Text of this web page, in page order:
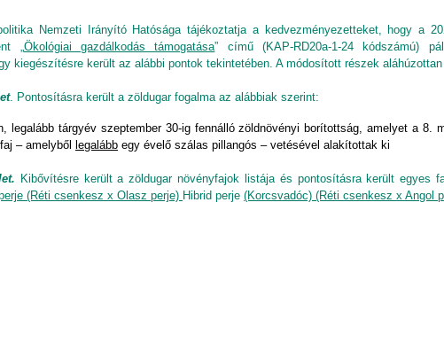
Nemzeti Irányító Hatósága tájékoztatja a kedvezményezetteket, hogy a
„Ökológiai gazdálkodás támogatása” című (KAP-RD20a-1-24 kódszámú)
kiegészítésre került az alábbi pontok tekintetében. A módosított részek
. Pontosításra került a zöldugar fogalma az alábbiak szerint:
legalább tárgyév szeptember 30-ig fennálló zöldnövényi borítottság, amelyet a 8.
– amelyből
legalább egy évelő szálas pillangós – vetésével alakítottak ki
Kibővítésre került a zöldugar növényfajok listája és pontosításra került egyes
(Réti csenkesz x Olasz perje) Hibrid perje (Korcsvadóc) (Réti csenkesz x Angol